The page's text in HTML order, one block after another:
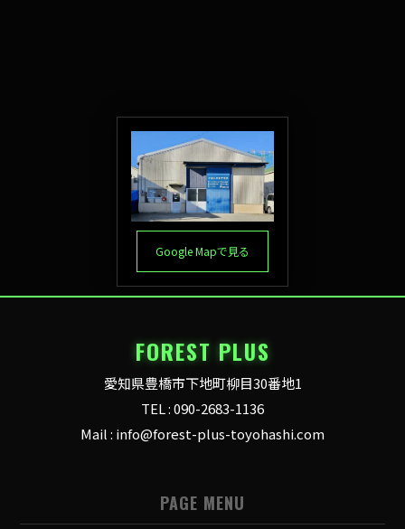
Google Mapで見る
FOREST PLUS
愛知県豊橋市下地町柳目30番地1
TEL : 090-2683-1136
Mail : info@forest-plus-toyohashi.com
PAGE MENU